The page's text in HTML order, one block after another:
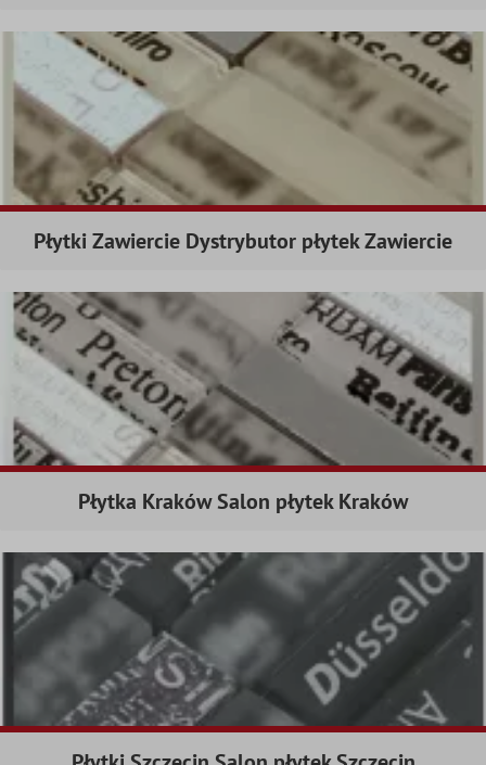
Płytki Zawiercie Dystrybutor płytek Zawiercie
Płytka Kraków Salon płytek Kraków